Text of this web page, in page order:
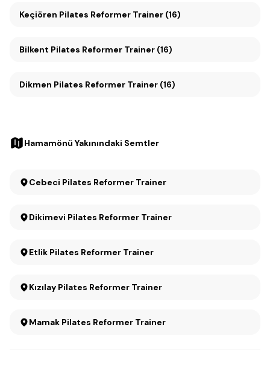
Keçiören Pilates Reformer Trainer (16)
Bilkent Pilates Reformer Trainer (16)
Dikmen Pilates Reformer Trainer (16)
Hamamönü Yakınındaki Semtler
Cebeci Pilates Reformer Trainer
Dikimevi Pilates Reformer Trainer
Etlik Pilates Reformer Trainer
Kızılay Pilates Reformer Trainer
Mamak Pilates Reformer Trainer